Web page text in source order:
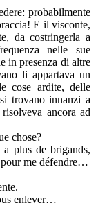
probabilmente
E il visconte,
da costringerla a
nelle sue
in presenza di altre
li appartava un
cose ardite, delle
trovano innanzi a
ancora ad
chose?
plus de brigands,
me défendre…
enlever…